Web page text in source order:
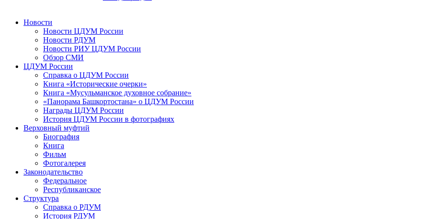
Новости
Новости ЦДУМ России
Новости РДУМ
Новости РИУ ЦДУМ России
Обзор СМИ
ЦДУМ России
Справка о ЦДУМ России
Книга «Исторические очерки»
Книга «Мусульманское духовное собрание»
«Панорама Башкортостана» о ЦДУМ России
Награды ЦДУМ России
История ЦДУМ России в фотографиях
Верховный муфтий
Биография
Книга
Фильм
Фотогалерея
Законодательство
Федеральное
Республиканское
Структура
Справка о РДУМ
История РДУМ